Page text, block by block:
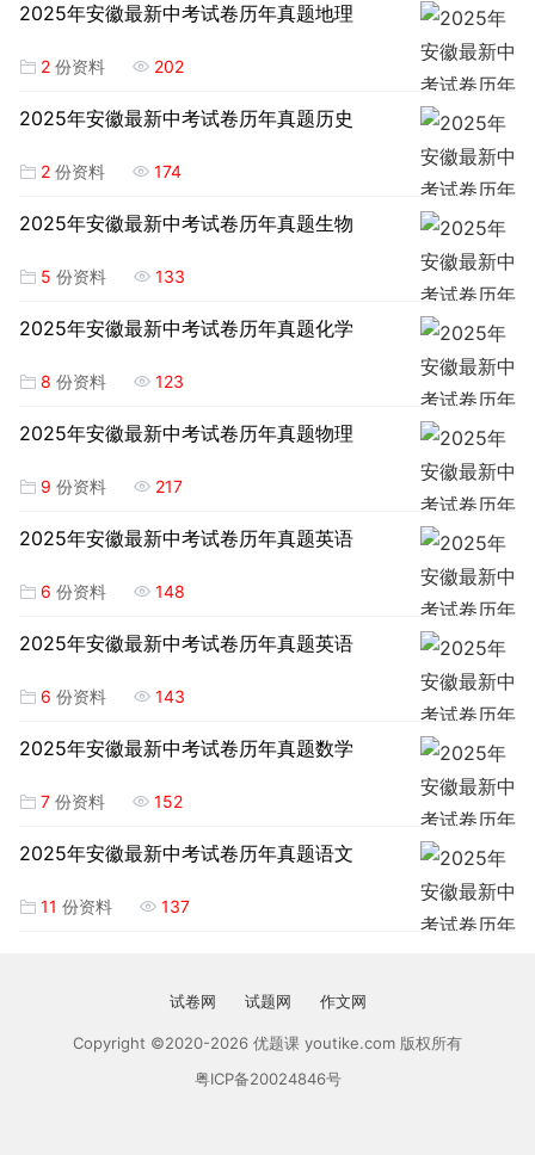
2025年安徽最新中考试卷历年真题地理
2 份资料 202
2025年安徽最新中考试卷历年真题历史
2 份资料 174
2025年安徽最新中考试卷历年真题生物
5 份资料 133
2025年安徽最新中考试卷历年真题化学
8 份资料 123
2025年安徽最新中考试卷历年真题物理
9 份资料 217
2025年安徽最新中考试卷历年真题英语
6 份资料 148
2025年安徽最新中考试卷历年真题英语
6 份资料 143
2025年安徽最新中考试卷历年真题数学
7 份资料 152
2025年安徽最新中考试卷历年真题语文
11 份资料 137
试卷网 试题网 作文网
Copyright ©2020-2026 优题课 youtike.com 版权所有
粤ICP备20024846号